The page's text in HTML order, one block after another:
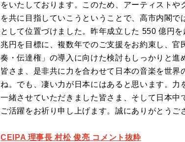
をいたしております。このため、アーティスト
を共に目指していこうということで、高市内閣
として位置づけました。昨年成立した 550 億円
兆円を目標に、複数年でのご支援をお約束し、
奏・伝達権」の導入に向けた検討もしっかりと進
皆さま、是非共に力を合わせて日本の音楽を世
ね。でも、凄い力が日本にはあると思います。
一緒させていただきました皆さま、そして日本
ご活躍をお祈り申し上げます。誠にありがとうご
CEIPA 理事長 村松 俊亮 コメント抜粋